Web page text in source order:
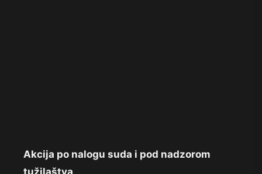
Akcija po nalogu suda i pod nadzorom